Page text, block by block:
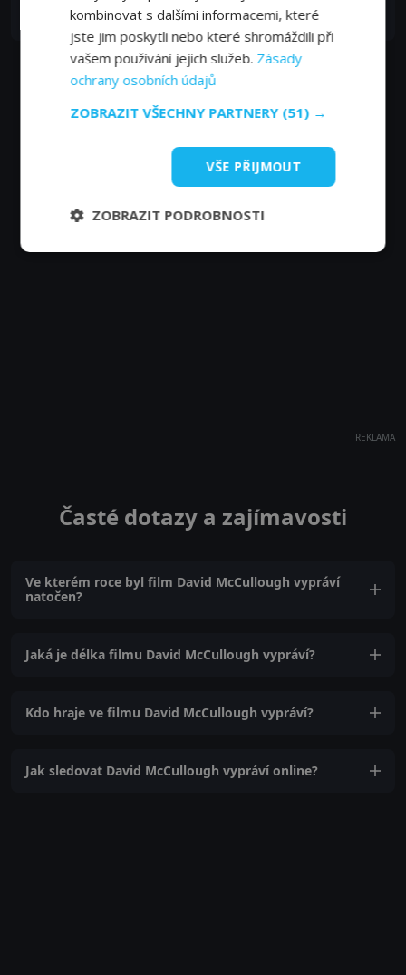
REKLAMA
Časté dotazy a zajímavosti
Ve kterém roce byl film David McCullough vypráví
natočen?
Jaká je délka filmu David McCullough vypráví?
Kdo hraje ve filmu David McCullough vypráví?
Jak sledovat David McCullough vypráví online?
kombinovat s dalšími informacemi, které
jste jim poskytli nebo které shromáždili při
vašem používání jejich služeb. Zásady
ochrany osobních údajů
ZOBRAZIT VŠECHNY PARTNERY (51) →
VŠE PŘIJMOUT
ZOBRAZIT PODROBNOSTI